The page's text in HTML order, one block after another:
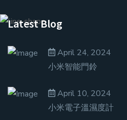
Latest Blog
April 24, 2024
小米智能門鈴
April 10, 2024
小米電子溫濕度計